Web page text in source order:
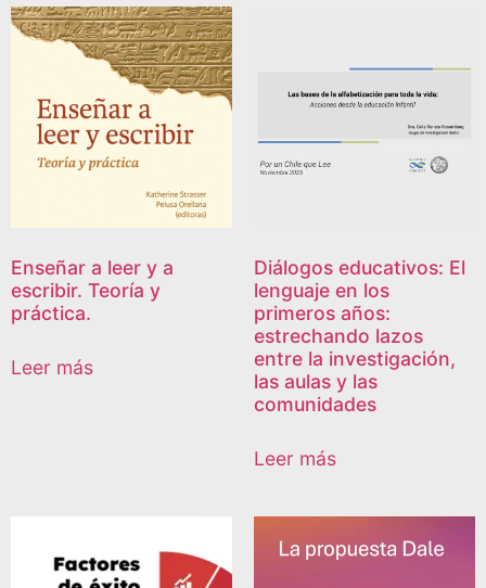
Enseñar a leer y a
escribir. Teoría y
práctica.
Leer más
Diálogos educativos: El
lenguaje en los
primeros años:
estrechando lazos
entre la investigación,
las aulas y las
comunidades
Leer más